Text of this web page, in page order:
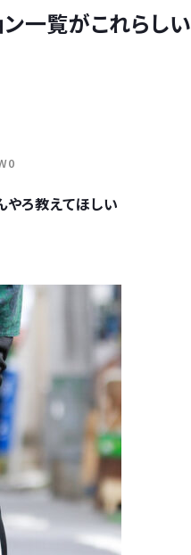
一覧がこれらしい
やろ教えてほしい